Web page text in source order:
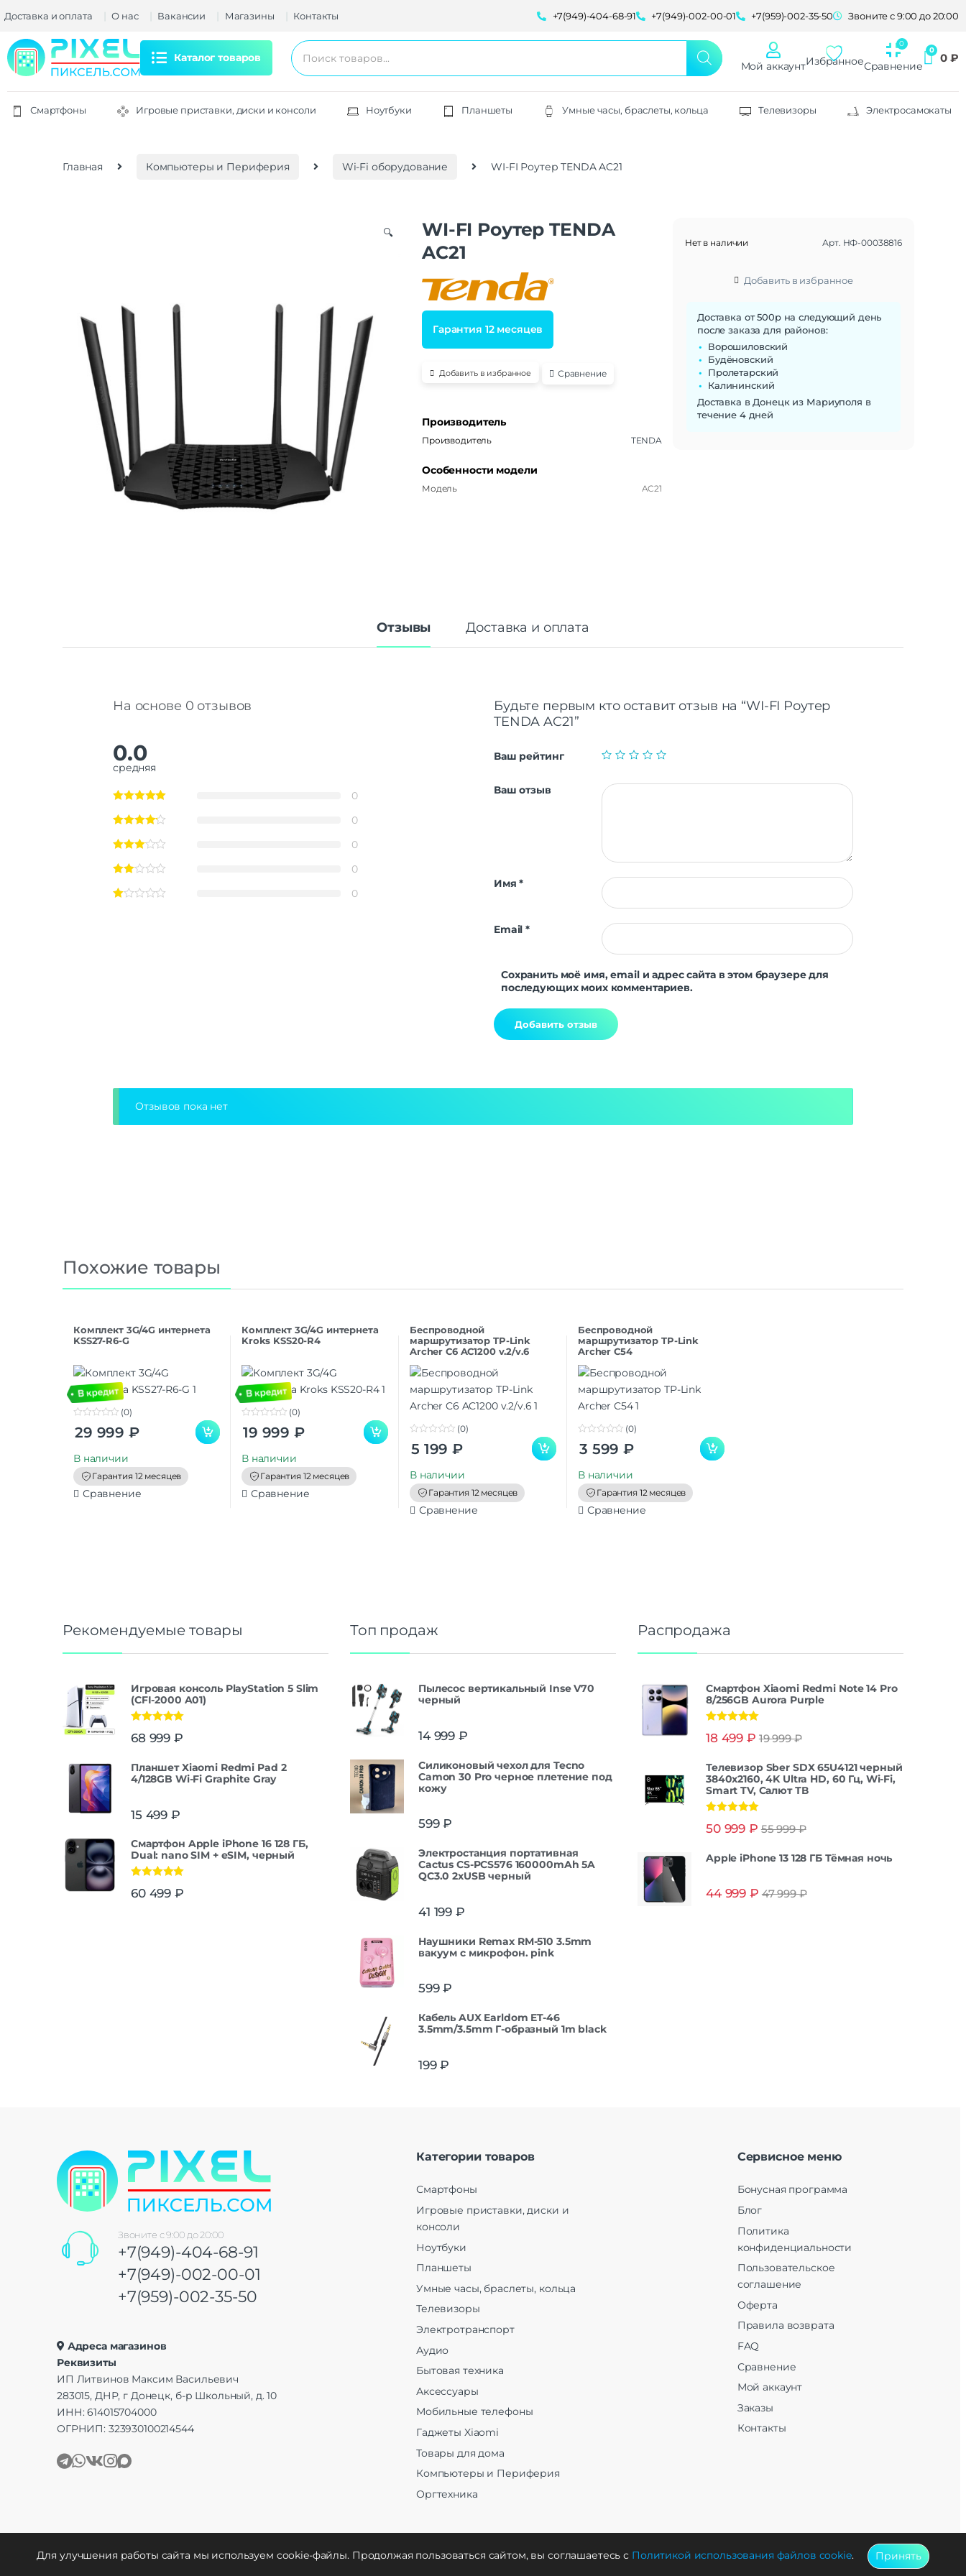
Доставка и оплата О нас Вакансии Магазины Контакты +7(949)-404-68-91 +7(949)-002-00-01 +7(959)-002-35-50 Звоните с 9:00 до 20:00
Каталог товаров
Мой аккаунтИзбранноеСравнение
0 ₽
Смартфоны Игровые приставки, диски и консоли Ноутбуки Планшеты Умные часы, браслеты, кольца Телевизоры Электросамокаты
Главная Компьютеры и Периферия Wi-Fi оборудование WI-FI Роутер TENDA AC21
🔍
WI-FI Роутер TENDA
AC21
Гарантия 12 месяцев
Добавить в избранное Сравнение
Производитель
Производитель TENDA
Особенности модели
Модель AC21
Нет в наличии Арт. НФ-00038816
Добавить в избранное
Доставка от 500р на следующий день
после заказа для районов:
Ворошиловский
Будёновский
Пролетарский
Калининский
Доставка в Донецк из Мариуполя в
течение 4 дней
Отзывы Доставка и оплата
На основе 0 отзывов
0.0
средняя
0
0
0
0
0
Будьте первым кто оставит отзыв на “WI-FI Роутер
TENDA AC21”
Ваш рейтинг
Ваш отзыв
Имя*
Email*
Сохранить моё имя, email и адрес сайта в этом браузере для
последующих моих комментариев.
Отзывов пока нет
Похожие товары
Комплект 3G/4G интернета
KSS27-R6-G
o
o
(0)
29 999 ₽
В наличии
Гарантия 12 месяцев
Сравнение
Комплект 3G/4G интернета
Kroks KSS20-R4
o
(0)
19 999 ₽
В наличии
Гарантия 12 месяцев
Сравнение
Беспроводной
маршрутизатор TP-Link
Archer C6 AC1200 v.2/v.6
o
o
(0)
5 199 ₽
В наличии
Гарантия 12 месяцев
Сравнение
Беспроводной
маршрутизатор TP-Link
Archer C54
o
o
(0)
3 599 ₽
В наличии
Гарантия 12 месяцев
Сравнение
Рекомендуемые товары
Игровая консоль PlayStation 5 Slim
(CFI-2000 A01)
из 5
68 999 ₽
Планшет Xiaomi Redmi Pad 2
4/128GB Wi-Fi Graphite Gray
15 499 ₽
Смартфон Apple iPhone 16 128 ГБ,
Dual: nano SIM + eSIM, черный
из 5
60 499 ₽
Топ продаж
Пылесос вертикальный Inse V70
черный
14 999 ₽
Силиконовый чехол для Tecno
Camon 30 Pro черное плетение под
кожу
599₽
Электростанция портативная
Cactus CS-PCS576 160000mAh 5A
QC3.0 2xUSB черный
41 199 ₽
Наушники Remax RM-510 3.5mm
вакуум с микрофон. pink
599₽
Кабель AUX Earldom ET-46
3.5mm/3.5mm Г-образный 1m black
199₽
Распродажа
Смартфон Xiaomi Redmi Note 14 Pro
8/256GB Aurora Purple
из 5
18 499 ₽ 19 999₽
Телевизор Sber SDX 65U4121 черный
3840x2160, 4K Ultra HD, 60 Гц, Wi-Fi,
Smart TV, Салют ТВ
из 5
50 999 ₽ 55 999₽
Apple iPhone 13 128 ГБ Тёмная ночь
44 999 ₽ 47 999₽
Звоните с 9:00 до 20:00
+7(949)-404-68-91
+7(949)-002-00-01
+7(959)-002-35-50
Адреса магазинов
Реквизиты
ИП Литвинов Максим Васильевич
283015, ДНР, г Донецк, б-р Школьный, д. 10
ИНН: 614015704000
ОГРНИП: 323930100214544
Категории товаров
Смартфоны
Игровые приставки, диски и
консоли
Ноутбуки
Планшеты
Умные часы, браслеты, кольца
Телевизоры
Электротранспорт
Аудио
Бытовая техника
Аксессуары
Мобильные телефоны
Гаджеты Xiaomi
Товары для дома
Компьютеры и Периферия
Оргтехника
Сервисное меню
Бонусная программа
Блог
Политика
конфиденциальности
Пользовательское
соглашение
Оферта
Правила возврата
FAQ
Сравнение
Мой аккаунт
Заказы
Контакты
Создание и продвижение WebCreative Studio
Для улучшения работы сайта мы используем cookie-файлы. Продолжая пользоваться сайтом, вы соглашаетесь с Политикой использования файлов cookie. Принять